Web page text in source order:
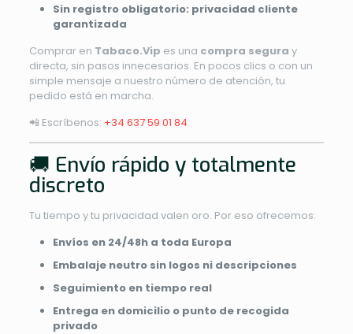
Sin registro obligatorio: privacidad cliente
garantizada
Comprar en Tabaco.Vip es una compra segura y
directa, sin pasos innecesarios. En pocos clics o con un
simple mensaje a nuestro número de atención, tu
pedido está en marcha.
📲 Escríbenos: +34 637 59 01 84
🚚 Envío rápido y totalmente
discreto
Tu tiempo y tu privacidad valen oro. Por eso ofrecemos:
Envíos en 24/48h a toda Europa
Embalaje neutro sin logos ni descripciones
Seguimiento en tiempo real
Entrega en domicilio o punto de recogida
privado